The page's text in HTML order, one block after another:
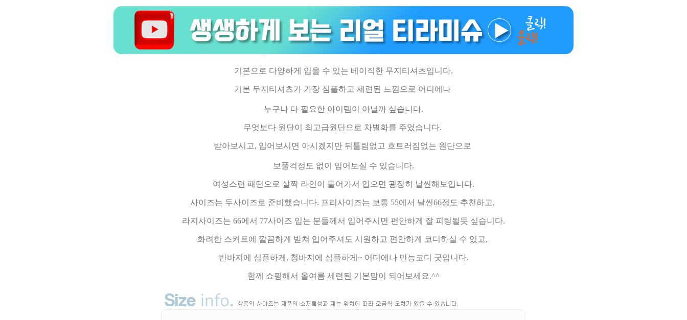
기본으로 다양하게 입을 수 있는 베이직한 무지티셔츠입니다.
기본 무지티셔츠가 가장 심플하고 세련된 느낌으로 어디에나
누구나 다 필요한 아이템이 아닐까 싶습니다.
무엇보다 원단이 최고급원단으로 차별화를 주었습니다.
받아보시고, 입어보시면 아시겠지만 뒤틀림없고 흐트러짐없는 원단으로
보풀걱정도 없이 입어보실 수 있습니다.
여성스런 패턴으로 살짝 라인이 들어가서 입으면 굉장히 날씬해보입니다.
사이즈는 두사이즈로 준비했습니다. 프리사이즈는 보통 55에서 날씬66정도 추천하고,
라지사이즈는 66에서 77사이즈 입는 분들께서 입어주시면 편안하게 잘 피팅될듯 싶습니다.
화려한 스커트에 깔끔하게 받쳐 입어주셔도 시원하고 편안하게 코디하실 수 있고,
반바지에 심플하게, 청바지에 심플하게~ 어디에나 만능코디 굿입니다.
함께 쇼핑해서 올여름 세련된 기본맘이 되어보세요.^^